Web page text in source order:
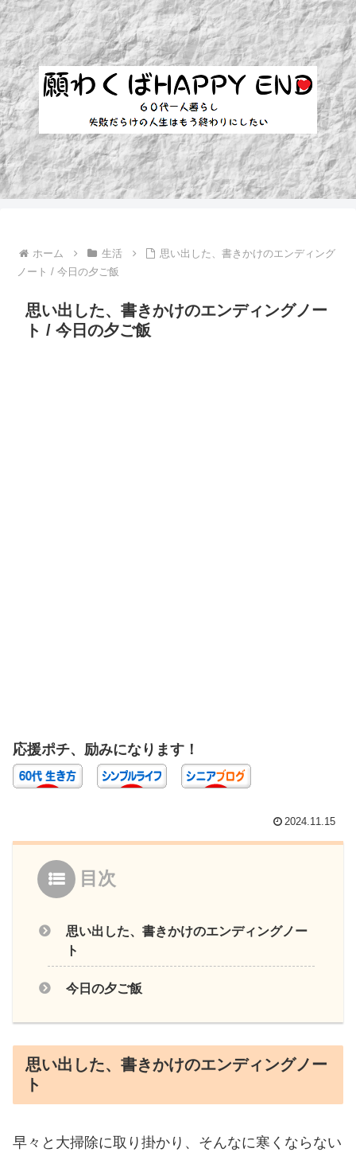
ホーム 生活
思い出した、書きかけのエンディング
ノート / 今日の夕ご飯
思い出した、書きかけのエンディングノー
ト / 今日の夕ご飯
応援ポチ、励みになります！
2024.11.15
目次
思い出した、書きかけのエンディングノー
ト
今日の夕ご飯
思い出した、書きかけのエンディングノー
ト
早々と大掃除に取り掛かり、そんなに寒くならない